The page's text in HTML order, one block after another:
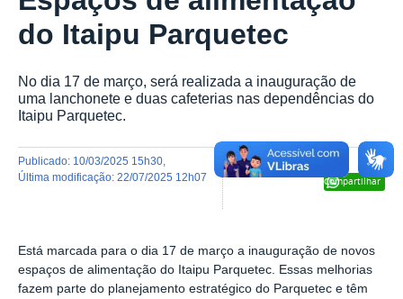
do Itaipu Parquetec
No dia 17 de março, será realizada a inauguração de
uma lanchonete e duas cafeterias nas dependências do
Itaipu Parquetec.
Compartilhar
publicado: 10/03/2025 15h30
última modificação: 22/07/2025 12h07
Está marcada para o dia 17 de março a inauguração de novos
espaços de alimentação do Itaipu Parquetec. Essas melhorias
fazem parte do planejamento estratégico do Parquetec e têm